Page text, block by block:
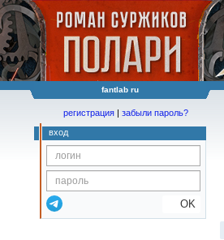
fantlab ru
регистрация | забыли пароль?
вход
OK